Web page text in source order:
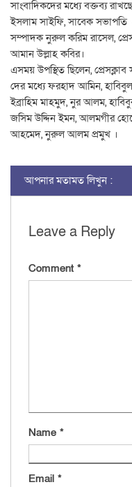
সাংবাদিকদের মধ্যে বক্তব্য
ইসলাম সাইফি, সাবেক
সম্পাদক নুরুল করিম রাসেল,
আমান উল্লাহ কবির।
এসময় উপস্থিত ছিলেন,
দের মধ্যে ফরহাদ আমিন,
ইব্রাহিম মাহমুদ, নুর আলম,
জসিম উদ্দিন ইমন, আলমগীর
আহমেদ, নুরুল আলম প্রমুখ ।
আপনার মতামত লিখুন :
Leave a Reply
Comment *
Name *
Email *